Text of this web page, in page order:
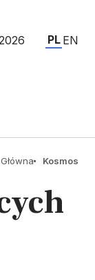
PL EN
Kosmos